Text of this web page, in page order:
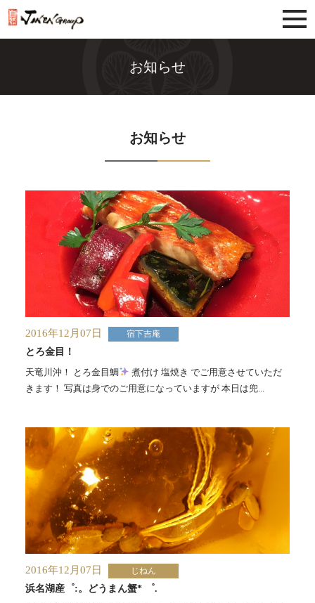
お知らせ
お知らせ
2016年12月07日 宿下吉庵
とろ金目！
天竜川沖！ とろ金目鯛
煮付け 塩焼き でご用意させていただ
きます！ 写真は身でのご用意になっていますが 本日は兜...
2016年12月07日 じねん
浜名湖産゜:。どうまん蟹* ゜.